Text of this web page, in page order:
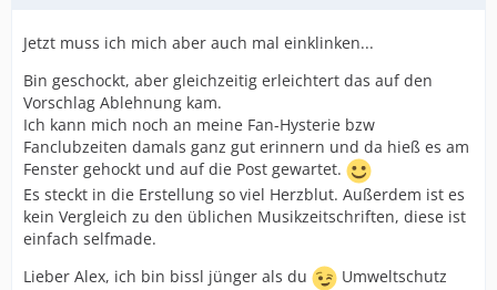
Jetzt muss ich mich aber auch mal einklinken...
Bin geschockt, aber gleichzeitig erleichtert das auf den
Vorschlag Ablehnung kam.
Ich kann mich noch an meine Fan-Hysterie bzw
Fanclubzeiten damals ganz gut erinnern und da hieß es am
Fenster gehockt und auf die Post gewartet.
Es steckt in die Erstellung so viel Herzblut. Außerdem ist es
kein Vergleich zu den üblichen Musikzeitschriften, diese ist
einfach selfmade.
Lieber Alex, ich bin bissl jünger als du
Umweltschutz